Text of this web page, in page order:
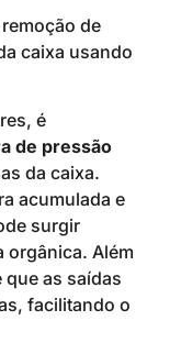
de
caixa usando
é
de pressão
da caixa.
acumulada e
surgir
orgânica. Além
as saídas
facilitando o